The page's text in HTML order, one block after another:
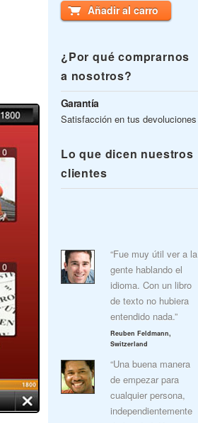
Añadir al carro
¿Por qué comprarnos
a nosotros?
Garantía
Satisfacción en tus devoluciones
Lo que dicen nuestros
clientes
“Fue muy útil ver a la
gente hablando el
idioma. Con un libro
de texto no hubiera
entendido nada.”
Reuben Feldmann,
Switzerland
“Una buena manera
de empezar para
cualquier persona,
independientemente